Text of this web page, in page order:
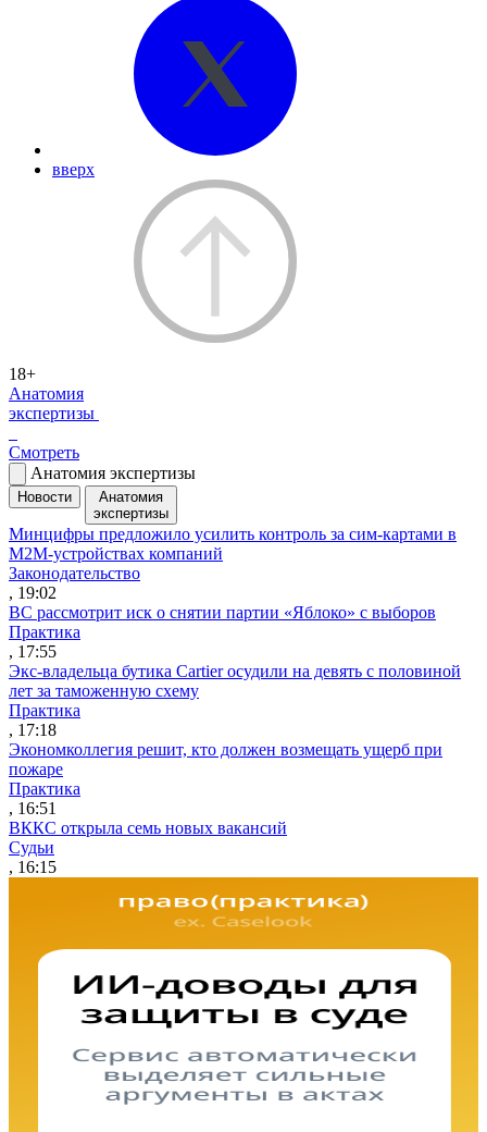
вверх
18+
Анатомия
экспертизы
Смотреть
Анатомия экспертизы
Новости
Анатомия
экспертизы
Минцифры предложило усилить контроль за сим-картами в
M2M-устройствах компаний
Законодательство
, 19:02
ВС рассмотрит иск о снятии партии «Яблоко» с выборов
Практика
, 17:55
Экс-владельца бутика Cartier осудили на девять с половиной
лет за таможенную схему
Практика
, 17:18
Экономколлегия решит, кто должен возмещать ущерб при
пожаре
Практика
, 16:51
ВККС открыла семь новых вакансий
Судьи
, 16:15